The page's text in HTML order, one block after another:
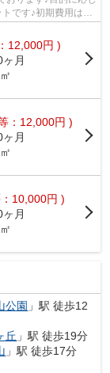
です♪初期費用はカ
12,000円 )
ヶ月
：12,000円 )
ヶ月
10,000円 )
ヶ月
公園 」駅 徒歩12
丘 」駅 徒歩19分
」駅 徒歩17分